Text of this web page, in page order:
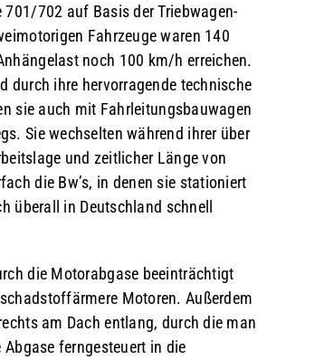
702 auf Basis der Triebwagen-
Fahrzeuge waren 140
noch 100 km/h erreichen.
durch ihre hervorragende technische
sie auch mit Fahrleitungsbauwagen
Sie wechselten während ihrer über
und zeitlicher Länge von
die Bw’s, in denen sie stationiert
überall in Deutschland schnell
die Motorabgase beeinträchtigt
Motoren. Außerdem
am Dach entlang, durch die man
ferngesteuert in die